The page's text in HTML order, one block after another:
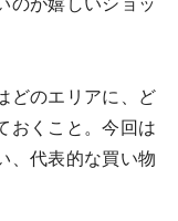
どのエリアに、ど
おくこと。今回は
、代表的な買い物